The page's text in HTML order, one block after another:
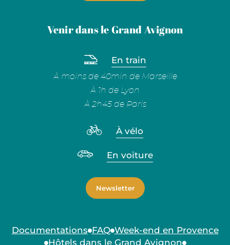
Venir dans le Grand Avignon
En train
À moins de 40min de Marseille
À 1h de Lyon
À 2h45 de Paris
À vélo
En voiture
Newsletter
Documentations FAQ Week-end en Provence
Hôtels dans le Grand Avignon